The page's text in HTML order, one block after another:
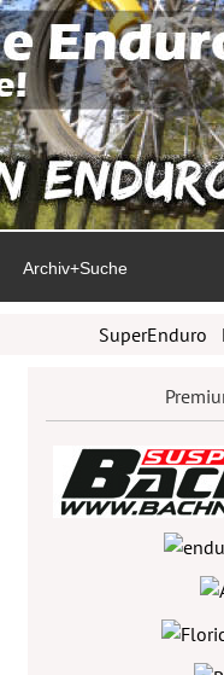
Archiv+Suche
SuperEnduro